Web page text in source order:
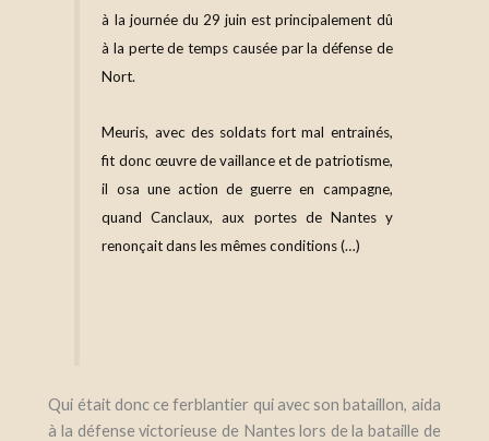
à la journée du 29 juin est principalement dû
à la perte de temps causée par la défense de
Nort.
Meuris, avec des soldats fort mal entrainés,
fit donc œuvre de vaillance et de patriotisme,
il osa une action de guerre en campagne,
quand Canclaux, aux portes de Nantes y
renonçait dans les mêmes conditions (…)
Qui était donc ce ferblantier qui avec son bataillon, aida
à la défense victorieuse de Nantes lors de la bataille de